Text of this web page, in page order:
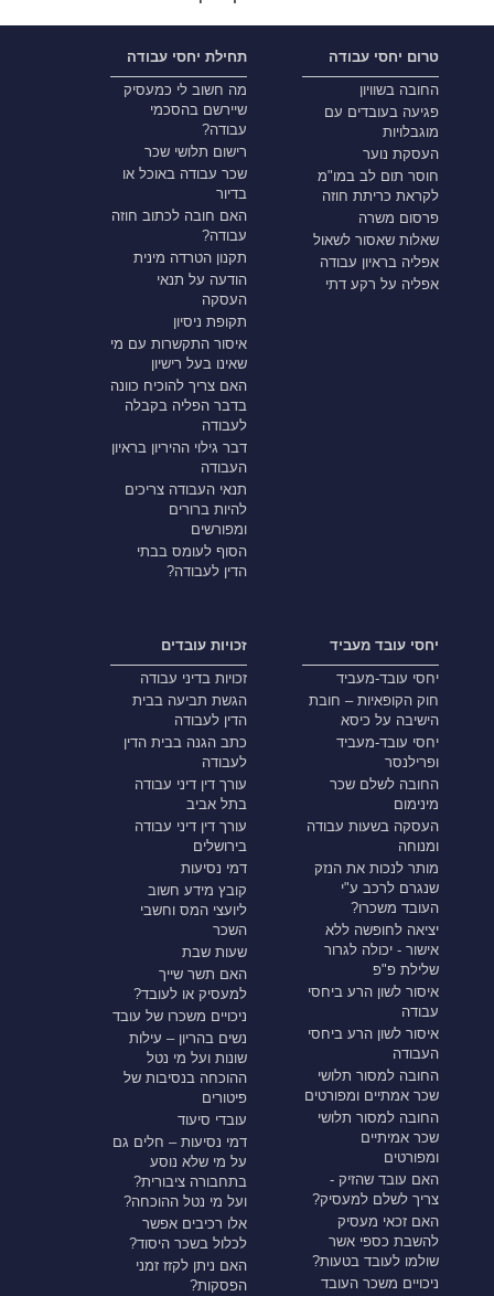
טרום יחסי עבודה
החובה בשוויון
פגיעה בעובדים עם
מוגבלויות
העסקת נוער
חוסר תום לב במו"מ
לקראת כריתת חוזה
פרסום משרה
שאלות שאסור לשאול
אפליה בראיון עבודה
אפליה על רקע דתי
תחילת יחסי עבודה
מה חשוב לי כמעסיק
שיירשם בהסכמי
עבודה?
רישום תלושי שכר
שכר עבודה באוכל או
בדיור
האם חובה לכתוב חוזה
עבודה?
תקנון הטרדה מינית
הודעה על תנאי
העסקה
תקופת ניסיון
איסור התקשרות עם מי
שאינו בעל רישיון
האם צריך להוכיח כוונה
בדבר הפליה בקבלה
לעבודה
דבר גילוי ההיריון בראיון
העבודה
תנאי העבודה צריכים
להיות ברורים
ומפורשים
הסוף לעומס בבתי
הדין לעבודה?
יחסי עובד מעביד
יחסי עובד-מעביד
חוק הקופאיות – חובת
הישיבה על כיסא
יחסי עובד-מעביד
ופרילנסר
החובה לשלם שכר
מינימום
העסקה בשעות עבודה
ומנוחה
מותר לנכות את הנזק
שנגרם לרכב ע"י
העובד משכרו?
יציאה לחופשה ללא
אישור - יכולה לגרור
שלילת פ"פ
איסור לשון הרע ביחסי
עבודה
איסור לשון הרע ביחסי
העבודה
החובה למסור תלושי
שכר אמתיים ומפורטים
החובה למסור תלושי
שכר אמיתיים
ומפורטים
האם עובד שהזיק -
צריך לשלם למעסיק?
האם זכאי מעסיק
להשבת כספי אשר
שולמו לעובד בטעות?
ניכויים משכר העובד
זכויות עובדים
זכויות בדיני עבודה
הגשת תביעה בבית
הדין לעבודה
כתב הגנה בבית הדין
לעבודה
עורך דין דיני עבודה
בתל אביב
עורך דין דיני עבודה
בירושלים
דמי נסיעות
קובץ מידע חשוב
ליועצי המס וחשבי
השכר
שעות שבת
האם תשר שייך
למעסיק או לעובד?
ניכויים משכרו של עובד
נשים בהריון – עילות
שונות ועל מי נטל
ההוכחה בנסיבות של
פיטורים
עובדי סיעוד
דמי נסיעות – חלים גם
על מי שלא נוסע
בתחבורה ציבורית?
ועל מי נטל ההוכחה?
אלו רכיבים אפשר
לכלול בשכר היסוד?
האם ניתן לקזז זמני
הפסקות?